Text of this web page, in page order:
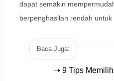
dapat semakin
berpenghasilan rendah
Baca Juga:
➝ 9 Tips